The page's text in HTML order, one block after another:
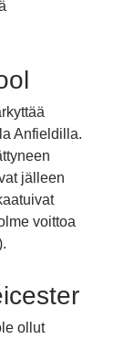
Anfieldilla.
jälleen
voittoa
ollut